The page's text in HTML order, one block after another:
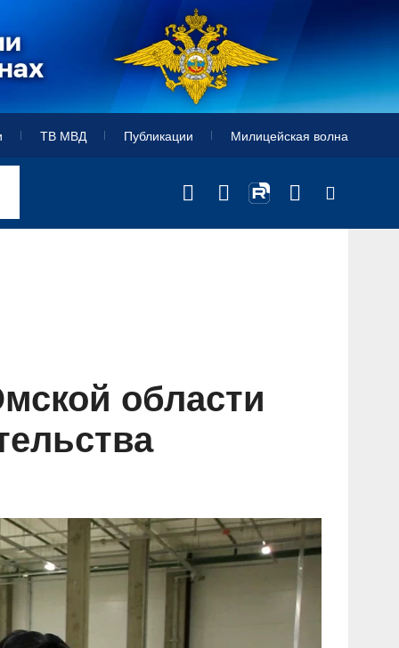
ТВ МВД Публикации Милицейская волна
области